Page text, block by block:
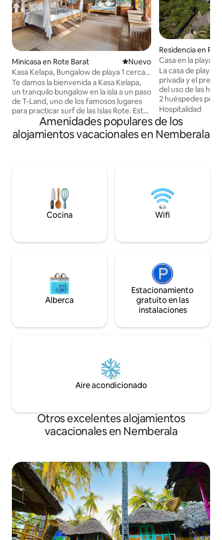
Minicasa en Rote Barat Nuevo alojamiento
Nuevo
Kasa Kelapa, Bungalow de playa 1 cerca
de T-Land Break
Te damos la bienvenida a Kasa Kelapa,
un tranquilo bungalow en la isla a un paso
de T-Land, uno de los famosos lugares
para practicar surf de las Islas Rote. Este
acogedor bungalow de estilo playero
está diseñado para parejas, viajeros en
solitario y familias pequeñas que buscan
al aire libre para relajarte después de
pasar el día surfeando, nadando o
explorando la isla. Despierta con el
sonido de las olas, camina hasta la playa
Residencia en
Casa en la playa
La casa de playa
privada y el
del uso de las
2 huéspedes por
dormitorios no
cerrados. Selecciona 2 huéspedes por
habitación para
correcta o ponte
resguardada,
Cuenta con 2
modernas
Hospitalidad
Amenidades populares de los
alojamientos vacacionales en Nemberala
Cocina Wifi
Alberca
Estacionamiento
gratuito en las
instalaciones
Aire acondicionado
Otros excelentes alojamientos
vacacionales en Nemberala